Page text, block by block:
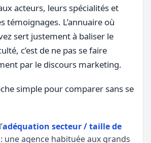
acteurs, leurs spécialités et
témoignages. L’annuaire où
sert justement à baliser le
c’est de ne pas se faire
par le discours marketing.
simple pour comparer sans se
adéquation secteur / taille de
: une agence habituée aux grands